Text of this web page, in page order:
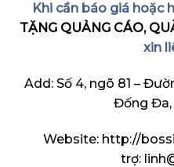
Khi cần báo giá hoặc
TẶNG QUẢNG CÁO,
xin
Add: Số 4, ngõ 81 –
Đống Đa,
Website: http://
trợ: